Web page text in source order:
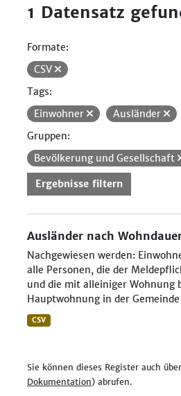
1 Datensatz
Formate:
CSV
Tags:
Einwohner
Ausländer
Gruppen:
Bevölkerung und Gesellschaft
Ergebnisse filtern
Ausländer nach
Nachgewiesen werden:
alle Personen, die der
und die mit alleiniger Wohnung
Hauptwohnung in der
CSV
Sie können dieses Register auch
Dokumentation) abrufen.